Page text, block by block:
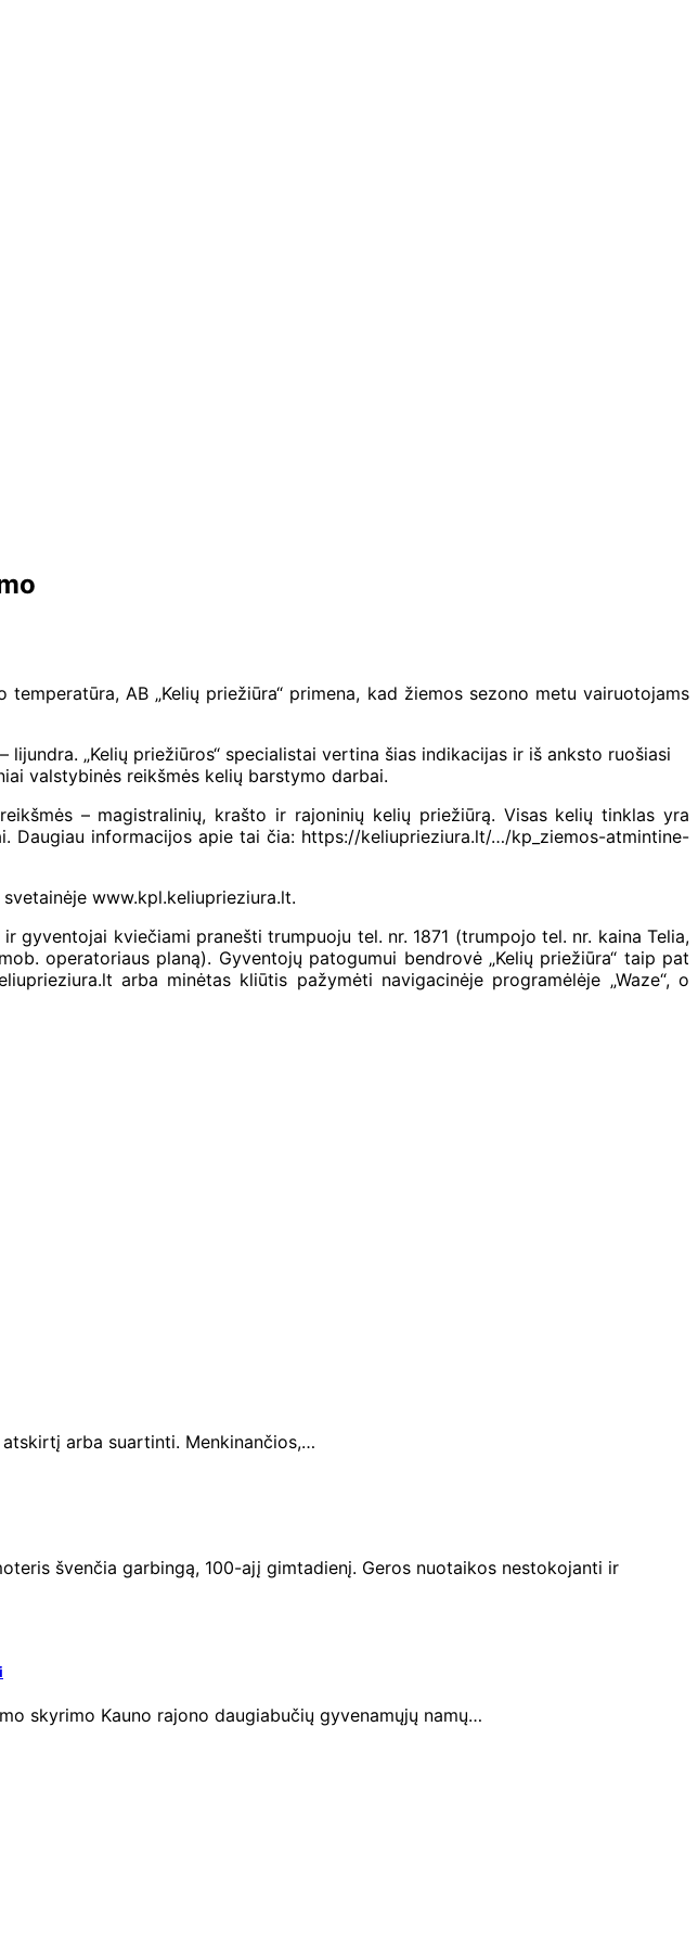
AB „Kelių priežiūra“ primena, kad žiemos sezono metu vairuotojams
„Kelių priežiūros“ specialistai vertina šias indikacijas ir iš anksto ruošiasi
valstybinės reikšmės kelių barstymo darbai.
– magistralinių, krašto ir rajoninių kelių priežiūrą. Visas kelių tinklas yra
informacijos apie tai čia: https://keliuprieziura.lt/…/kp_ziemos-atmintine-
www.kpl.keliuprieziura.lt.
kviečiami pranešti trumpuoju tel. nr. 1871 (trumpojo tel. nr. kaina Telia,
operatoriaus planą). Gyventojų patogumui bendrovė „Kelių priežiūra“ taip pat
arba minėtas kliūtis pažymėti navigacinėje programėlėje „Waze“, o
arba suartinti. Menkinančios,…
švenčia garbingą, 100-ajį gimtadienį. Geros nuotaikos nestokojanti ir
skyrimo Kauno rajono daugiabučių gyvenamųjų namų…